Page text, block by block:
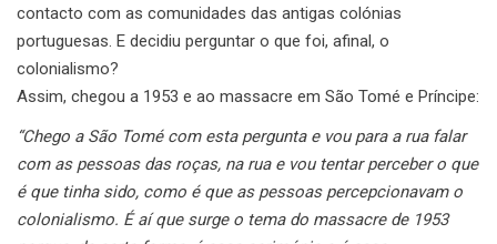
contacto com as comunidades das antigas colónias
portuguesas. E decidiu perguntar o que foi, afinal, o
colonialismo?
Assim, chegou a 1953 e ao massacre em São Tomé e Príncipe:
“Chego a São Tomé com esta pergunta e vou para a rua falar
com as pessoas das roças, na rua e vou tentar perceber o que
é que tinha sido, como é que as pessoas percepcionavam o
colonialismo. É aí que surge o tema do massacre de 1953